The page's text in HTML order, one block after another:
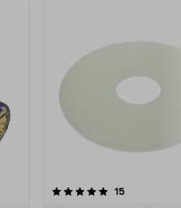
15anmeldelser
4.5 av 5 stjerner